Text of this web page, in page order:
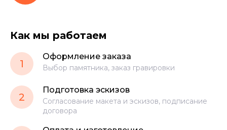
Как мы работаем
1
Оформление заказа
Выбор памятника, заказ гравировки
2
Подготовка эскизов
Согласование макета и эскизов, подписание
договора